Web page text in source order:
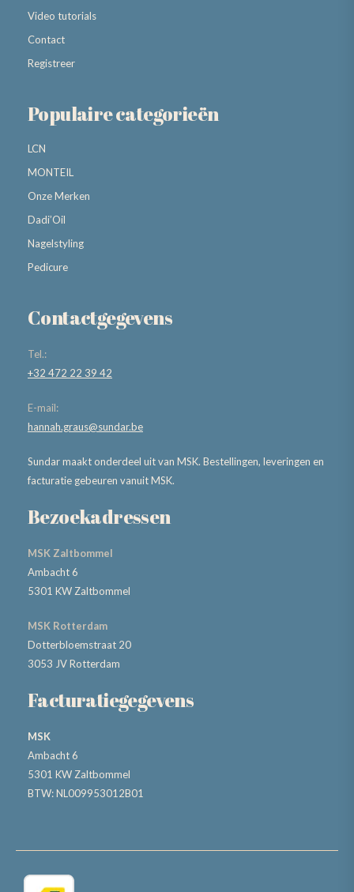
Video tutorials
Contact
Registreer
Populaire categorieën
LCN
MONTEIL
Onze Merken
Dadi’Oil
Nagelstyling
Pedicure
Contactgegevens
Tel.:
+32 472 22 39 42
E-mail:
hannah.graus@sundar.be
Sundar maakt onderdeel uit van MSK. Bestellingen, leveringen en
facturatie gebeuren vanuit MSK.
Bezoekadressen
MSK Zaltbommel
Ambacht 6
5301 KW Zaltbommel
MSK Rotterdam
Dotterbloemstraat 20
3053 JV Rotterdam
Facturatiegegevens
MSK
Ambacht 6
5301 KW Zaltbommel
BTW: NL009953012B01